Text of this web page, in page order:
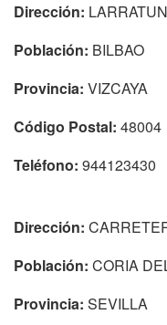
Dirección:
Población: BILBAO
Provincia: VIZCAYA
Código Postal: 48004
Teléfono: 944123430
Dirección:
Población: CORIA
Provincia: SEVILLA